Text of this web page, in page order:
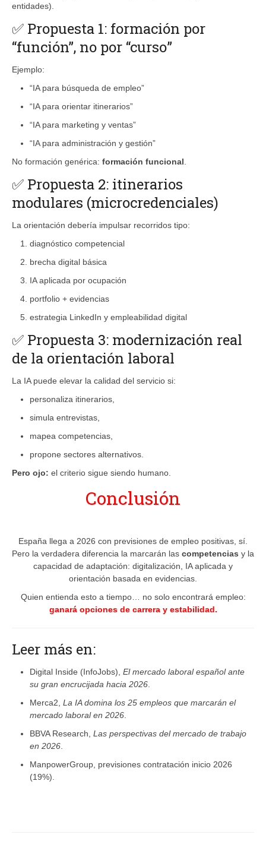
entidades).
✅ Propuesta 1: formación por
“función”, no por “curso”
Ejemplo:
“IA para búsqueda de empleo”
“IA para orientar itinerarios”
“IA para marketing y ventas”
“IA para administración y gestión”
No formación genérica: formación funcional
✅ Propuesta 2: itinerarios
modulares (microcredenciales)
La orientación debería impulsar recorridos tipo:
diagnóstico competencial
brecha digital básica
IA aplicada por ocupación
portfolio + evidencias
estrategia LinkedIn y empleabilidad digital
✅ Propuesta 3: modernización real
de la orientación laboral
La IA puede elevar la calidad del servicio si:
personaliza itinerarios,
simula entrevistas,
mapea competencias,
propone sectores alternativos.
Pero ojo: el criterio sigue siendo humano.
Conclusión
España llega a 2026 con previsiones de empleo positivas, sí.
Pero la verdadera diferencia la marcarán las competencias y la
capacidad de adaptación: digitalización, IA aplicada y
orientación basada en evidencias.
Quien entienda esto a tiempo… no solo encontrará empleo:
ganará opciones de carrera y estabilidad.
Leer más en:
Digital Inside (InfoJobs), El mercado laboral español ante
su gran encrucijada hacia 2026
Merca2, La IA domina los 25 empleos que marcarán el
mercado laboral en 2026
BBVA Research, Las perspectivas del mercado de trabajo
en 2026
ManpowerGroup, previsiones contratación inicio 2026
(19%).